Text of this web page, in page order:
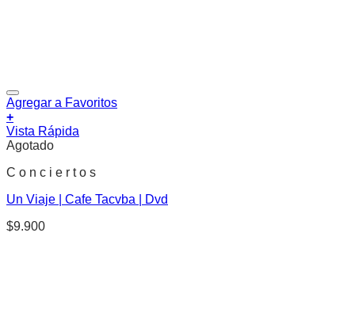
Agregar a Favoritos
+
Vista Rápida
Agotado
C o n c i e r t o s
Un Viaje | Cafe Tacvba | Dvd
$9.900